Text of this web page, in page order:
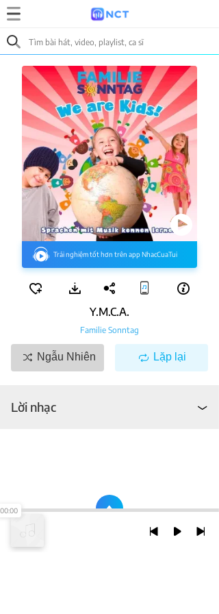
Trải nghiệm tốt hơn trên app NhacCuaTui
Y.m.c.a.
Familie Sonntag
Ngẫu Nhiên Lặp lại
Lời nhạc
00:00